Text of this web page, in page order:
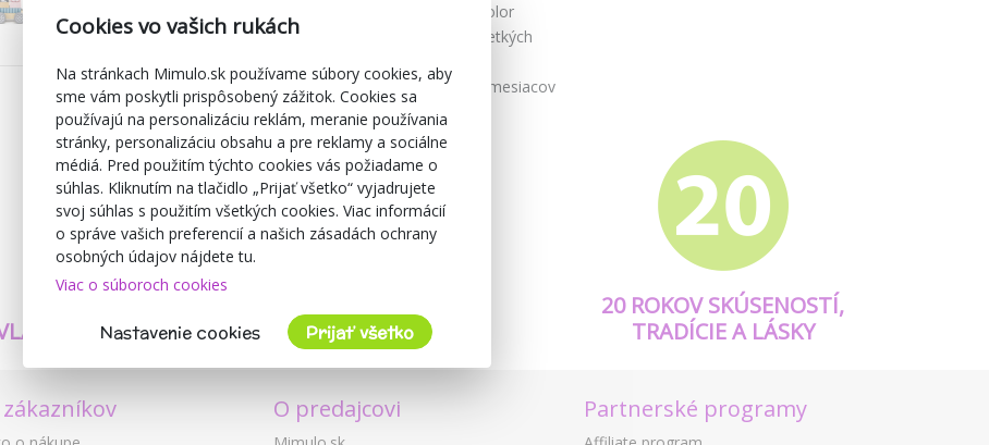
Multicolor
Vhodné pre
Pre všetkých
Doporučený vek
od 18 mesiacov
PRODUKTY
A KVALITA
20 ROKOV SKÚSENOSTÍ,
TRADÍCIE A LÁSKY
zákazníkov O predajcovi Partnerské programy
Cookies vo vašich rukách
Na stránkach Mimulo.sk používame súbory cookies, aby
sme vám poskytli prispôsobený zážitok. Cookies sa
používajú na personalizáciu reklám, meranie používania
stránky, personalizáciu obsahu a pre reklamy a sociálne
médiá. Pred použitím týchto cookies vás požiadame o
súhlas. Kliknutím na tlačidlo „Prijať všetko“ vyjadrujete
svoj súhlas s použitím všetkých cookies. Viac informácií
o správe vašich preferencií a našich zásadách ochrany
osobných údajov nájdete tu.
Viac o súboroch cookies
Nastavenie cookies Prijať všetko